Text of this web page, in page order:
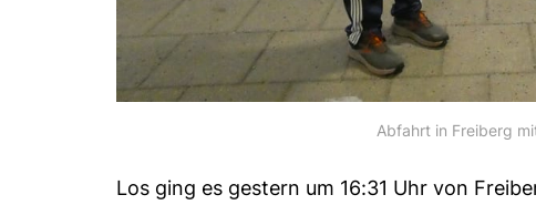
Abfahrt in Freiberg
Los ging es gestern um 16:31 Uhr von